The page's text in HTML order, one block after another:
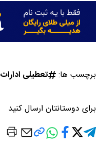
برچسب ها: تعطیلی ادارات
برای دوستانتان ارسال کنید